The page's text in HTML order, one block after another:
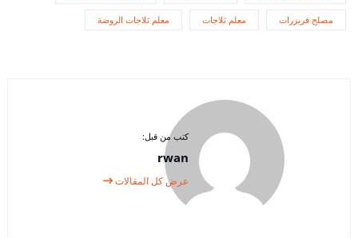
مصلح فريزرات معلم ثلاجات معلم ثلاجات الروضة
كتب من قبل:
rwan
عرض كل المقالات